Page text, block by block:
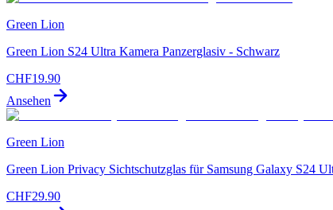
Green Lion
Green Lion S24 Ultra Kamera Panzerglasiv - Schwarz
CHF19.90
Ansehen
Green Lion
Green Lion Privacy Sichtschutzglas für Samsung Galaxy S24
CHF29.90